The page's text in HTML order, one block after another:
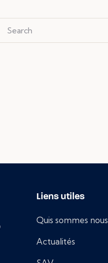
Liens utiles
Quis sommes nous
Actualités